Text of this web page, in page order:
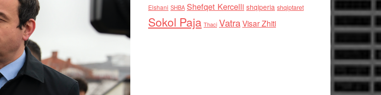
Elshani SHBA Shefqet Kercelli shqiperia shqiptaret
Sokol Paja Thaci VatraVisar Zhiti